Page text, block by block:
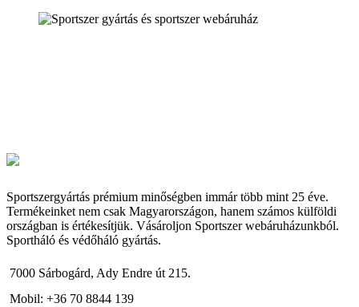
Sportszergyártás prémium minőségben immár több mint 25 éve.
Termékeinket nem csak Magyarországon, hanem számos külföldi
országban is értékesítjük. Vásároljon Sportszer webáruházunkból.
Sportháló és védőháló gyártás.
7000 Sárbogárd, Ady Endre út 215.
Mobil: +36 70 8844 139